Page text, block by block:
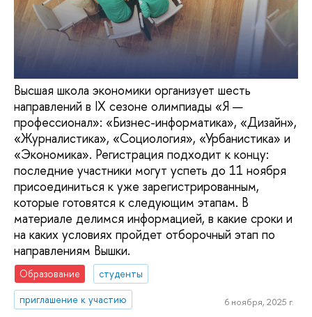
Высшая школа экономики организует шесть
направлений в IX сезоне олимпиады «Я —
профессионал»: «Бизнес-информатика», «Дизайн»,
«Журналистика», «Социология», «Урбанистика» и
«Экономика». Регистрация подходит к концу:
последние участники могут успеть до 11 ноября
присоединиться к уже зарегистрированным,
которые готовятся к следующим этапам. В
материале делимся информацией, в какие сроки и
на каких условиях пройдет отборочный этап по
направлениям Вышки.
Образование
студенты
приглашение к участию
6 ноября, 2025 г.